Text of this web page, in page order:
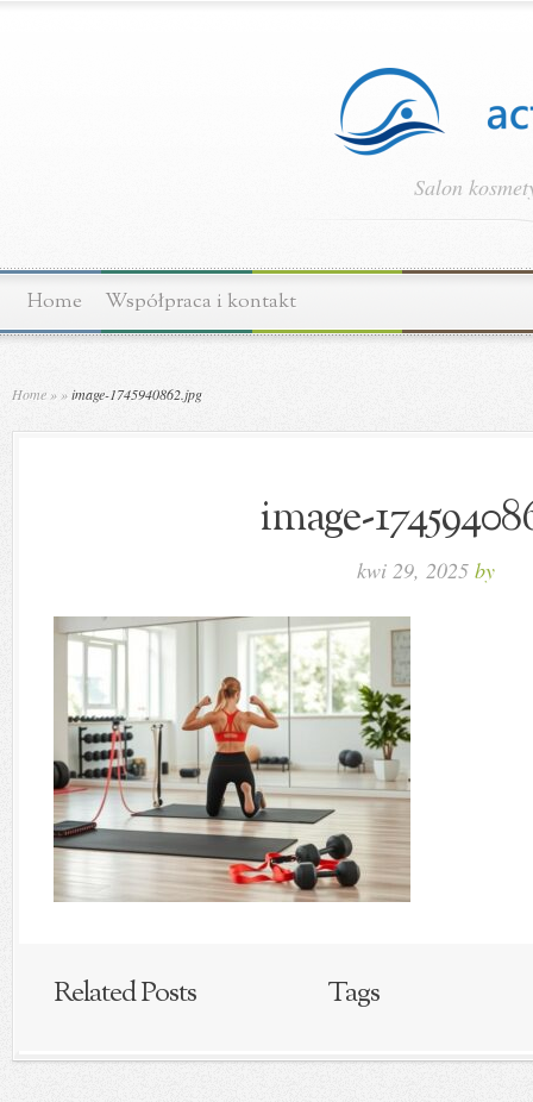
Salon
Home Współpraca i kontakt
Home » »image-1745940862.jpg
image-
kwi 29, 2025 by
Related Posts Tags